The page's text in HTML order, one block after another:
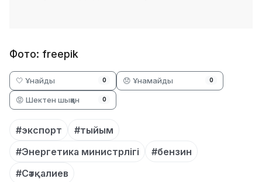
Фото: freepik
🤍 Ұнайды 0 😞 Ұнамайды 0
😡 Шектен шыққан 0
#экспорт
#тыйым
#Энергетика министрлігі
#бензин
#Сәтқалиев